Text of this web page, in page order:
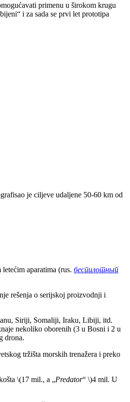
primenu u širokom krugu
i za sada se prvi let prototipa
je ciljeve udaljene 50-60 km od
aparatima (rus. беспилотный
rešenja o serijskoj proizvodnji i
Siriji, Somaliji, Iraku, Libiji, itd.
nekoliko oborenih (3 u Bosni i 2 u
drona.
tržišta morskih trenažera i preko
\(17 mil., a „Predator“ \)4 mil. U